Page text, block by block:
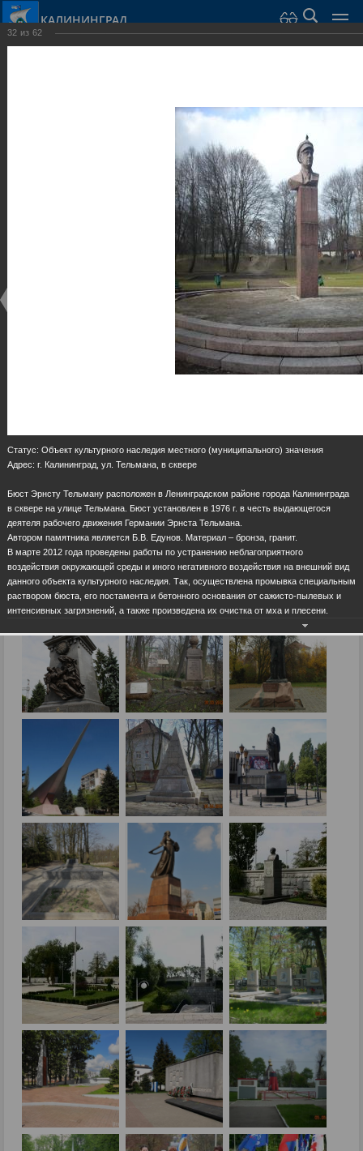
КАЛИНИНГРАД
Скульптуры и мемориалы
32 из 62
Статус: Объект культурного наследия местного (муниципального) значения
Адрес: г. Калининград, ул. Тельмана, в сквере
Бюст Эрнсту Тельману расположен в Ленинградском районе города Калининграда
в сквере на улице Тельмана. Бюст установлен в 1976 г. в честь выдающегося
деятеля рабочего движения Германии Эрнста Тельмана.
Автором памятника является Б.В. Едунов. Материал – бронза, гранит.
В марте 2012 года проведены работы по устранению неблагоприятного
воздействия окружающей среды и иного негативного воздействия на внешний вид
данного объекта культурного наследия. Так, осуществлена промывка специальным
раствором бюста, его постамента и бетонного основания от сажисто-пылевых и
интенсивных загрязнений, а также произведена их очистка от мха и плесени.